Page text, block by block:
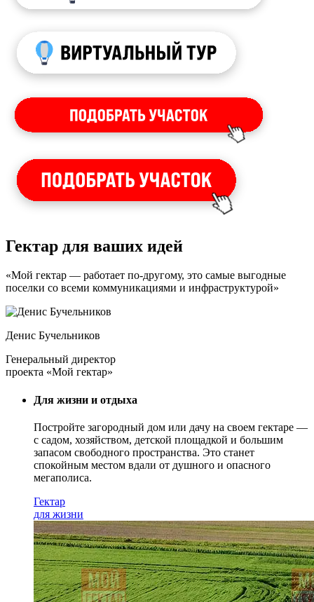
Гектар для ваших идей
«Мой гектар — работает по-другому, это самые выгодные
поселки со всеми коммуникациями и инфраструктурой»
Денис Бучельников
Генеральный директор
проекта «Мой гектар»
Для жизни и отдыха
Постройте загородный дом или дачу на своем гектаре —
с садом, хозяйством, детской площадкой и большим
запасом свободного пространства. Это станет
спокойным местом вдали от душного и опасного
мегаполиса.
Гектар
для жизни